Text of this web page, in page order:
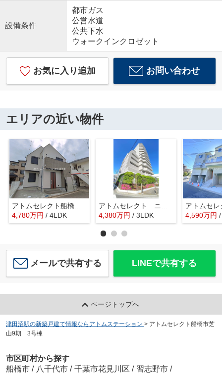
設備条件
都市ガス
公営水道
公共下水
ウォークインクロゼット
お気に入り追加 お問い合わせ
エリアの近い物件
アトムセレクト船橋市駿河台２丁目
4,780万円 / 4LDK
アトムセレクト ニューイーストタワー船橋本町 3階
4,380万円 / 3LDK 4,590万円
メールで共有する LINEで共有する
ページトップへ
津田沼駅の新築戸建て情報ならアトムステーション > アトムセレクト船橋市芝
山9期 3号棟
市区町村から探す
船橋市 / 八千代市 / 千葉市花見川区 / 習志野市 /